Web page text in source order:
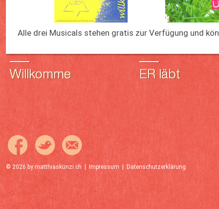
Alle drei Musicals stehen gratis zur Verfügung und
© 2026 by matthiaskünzi.ch Impressum |Datenschutzerklärung